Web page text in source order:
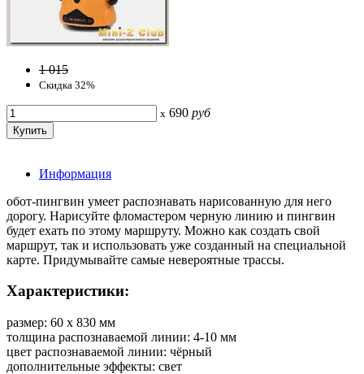
1 015
Скидка 32%
x 690 руб
Информация
обот-пингвин умеет распознавать нарисованную для него
дорогу. Нарисуйте фломастером черную линию и пингвин
будет ехать по этому маршруту. Можно как создать свой
маршрут, так и использовать уже созданный на специальной
карте. Придумывайте самые невероятные трассы.
Характеристики:
размер: 60 х 830 мм
толщина распознаваемой линии: 4-10 мм
цвет распознаваемой линии: чёрный
дополнительные эффекты: свет